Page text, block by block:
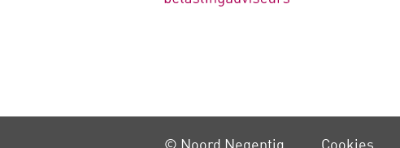
Cookies
© Noord Negentig